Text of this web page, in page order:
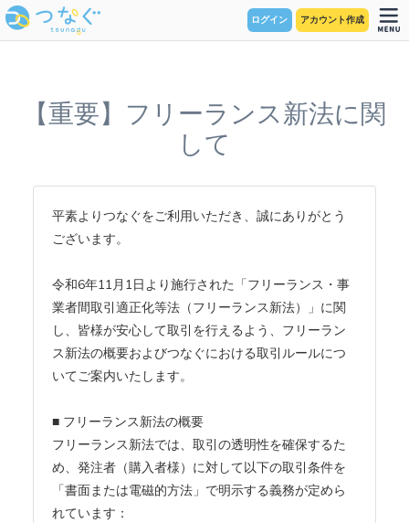
ログイン アカウント作成
【重要】フリーランス新法に関
して
平素よりつなぐをご利用いただき、誠にありがとう
ございます。
令和6年11月1日より施行された「フリーランス・事
業者間取引適正化等法（フリーランス新法）」に関
し、皆様が安心して取引を行えるよう、フリーラン
ス新法の概要およびつなぐにおける取引ルールにつ
いてご案内いたします。
■ フリーランス新法の概要
フリーランス新法では、取引の透明性を確保するた
め、発注者（購入者様）に対して以下の取引条件を
「書面または電磁的方法」で明示する義務が定めら
れています：